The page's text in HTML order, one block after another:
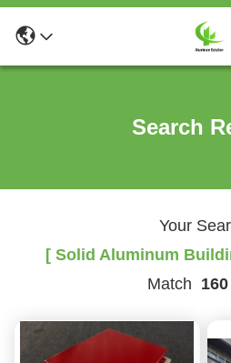
Search
Your
[ Solid Aluminum
Match 160